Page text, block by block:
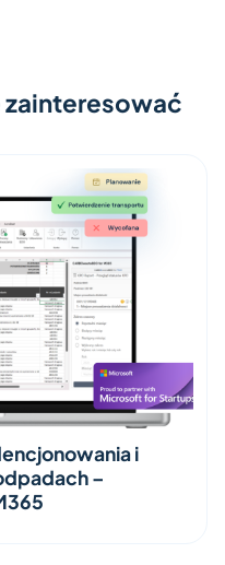
zainteresować
i
–